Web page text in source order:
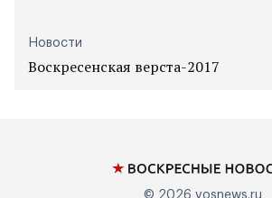
Новости
Воскресенская верста-2017
© 2026 vosnews.ru